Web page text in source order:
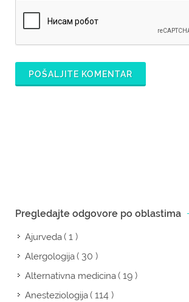
POŠALJITE KOMENTAR
Pregledajte odgovore po oblastima
Ajurveda( 1 )
Alergologija( 30 )
Alternativna medicina( 19 )
Anesteziologija( 114 )